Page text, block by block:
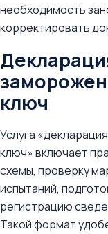
необходимость
корректировать
ключ
Услуга
ключ» включает
схемы, проверку
испытаний,
регистрацию
Такой формат